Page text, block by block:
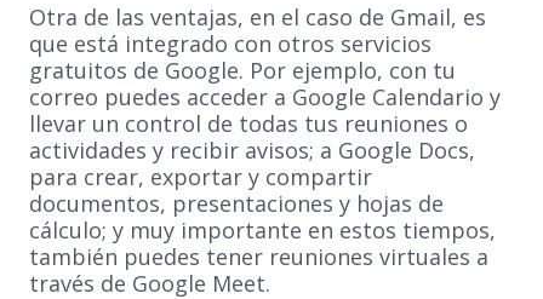
Otra de las ventajas, en el caso de Gmail, es
que está integrado con otros servicios
gratuitos de Google. Por ejemplo, con tu
correo puedes acceder a Google Calendario y
llevar un control de todas tus reuniones o
actividades y recibir avisos; a Google Docs,
para crear, exportar y compartir
documentos, presentaciones y hojas de
cálculo; y muy importante en estos tiempos,
también puedes tener reuniones virtuales a
través de Google Meet.